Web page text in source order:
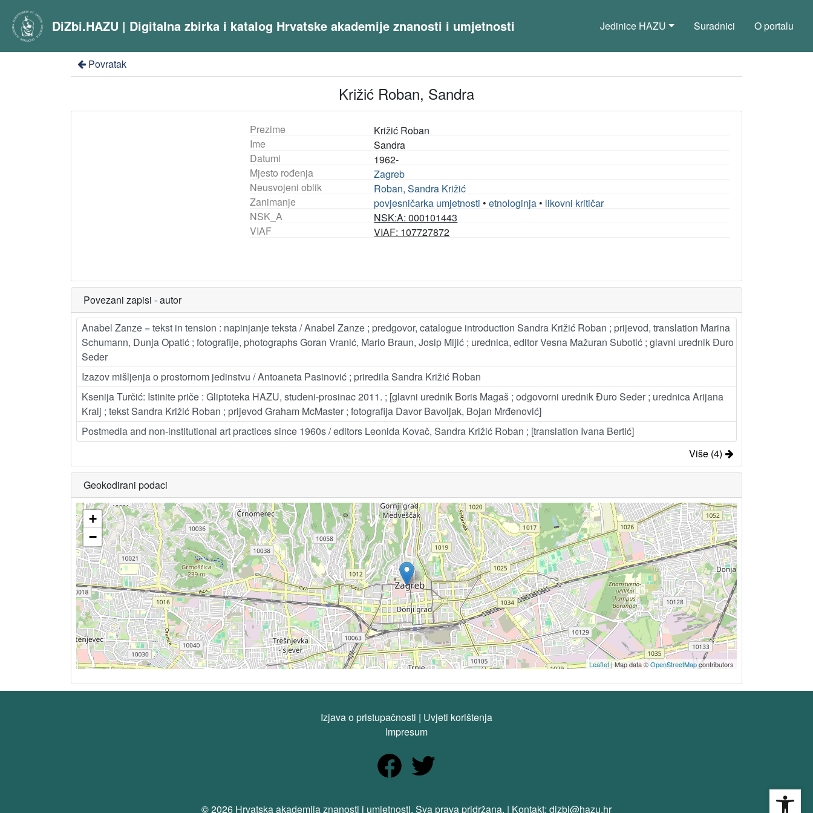
DiZbi.HAZU | Digitalna zbirka i katalog Hrvatske akademije znanosti i umjetnosti Jedinice HAZU Suradnici O portalu
Povratak
Križić Roban, Sandra
Prezime
Križić Roban
Ime
Sandra
Datumi
1962-
Mjesto rođenja
Zagreb
Neusvojeni oblik
Roban, Sandra Križić
Zanimanje
povjesničarka umjetnosti •etnologinja • likovni kritičar
NSK_A
NSK:A: 000101443
VIAF
VIAF: 107727872
Povezani zapisi - autor
Anabel Zanze = tekst in tension : napinjanje teksta / Anabel Zanze ; predgovor, catalogue introduction Sandra Križić Roban ; prijevod, translation Marina
Schumann, Dunja Opatić ; fotografije, photographs Goran Vranić, Mario Braun, Josip Mijić ; urednica, editor Vesna Mažuran Subotić ; glavni urednik Đuro
Seder
Izazov mišljenja o prostornom jedinstvu / Antoaneta Pasinović ; priredila Sandra Križić Roban
Ksenija Turčić: Istinite priče : Gliptoteka HAZU, studeni-prosinac 2011. ; [glavni urednik Boris Magaš ; odgovorni urednik Đuro Seder ; urednica Arijana
Kralj ; tekst Sandra Križić Roban ; prijevod Graham McMaster ; fotografija Davor Bavoljak, Bojan Mrđenović]
Postmedia and non-institutional art practices since 1960s / editors Leonida Kovač, Sandra Križić Roban ; [translation Ivana Bertić]
Više (4)
Geokodirani podaci
+
−
Leaflet| Map data ©OpenStreetMapcontributors
Izjava o pristupačnosti | Uvjeti korištenja
Impresum
© 2026 Hrvatska akademija znanosti i umjetnosti. Sva prava pridržana. | Kontakt: dizbi@hazu.hr